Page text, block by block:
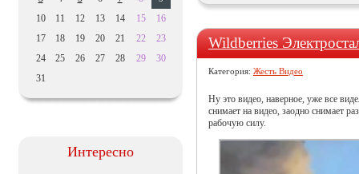
Wildberries
Категория: Жесть Видео
Ну это видео, наверное, уже все
снимает на видео, заодно снимает
рабочую силу.
10
11 12 13 14 15
16
17
18 19 20 21 22
23
24
25 26 27 28 29
30
31
Интересно